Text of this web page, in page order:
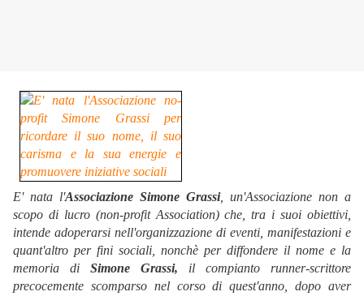
E' nata l'Associazione Simone Grassi, un'Associazione non a
scopo di lucro (non-profit Association) che, tra i suoi obiettivi,
intende adoperarsi nell'organizzazione di eventi, manifestazioni e
quant'altro per fini sociali, nonchè per diffondere il nome e la
memoria di Simone Grassi, il compianto runner-scrittore
precocemente scomparso nel corso di quest'anno, dopo aver